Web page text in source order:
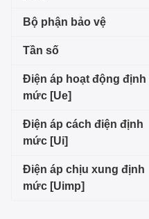
Bộ phận bảo vệ
Tần số
Điện áp hoạt động định
mức [Ue]
Điện áp cách điện định
mức [Ui]
Điện áp chịu xung định
mức [Uimp]